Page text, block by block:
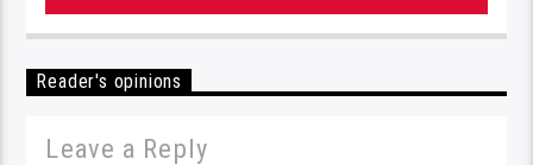
Reader's opinions
Leave a Reply